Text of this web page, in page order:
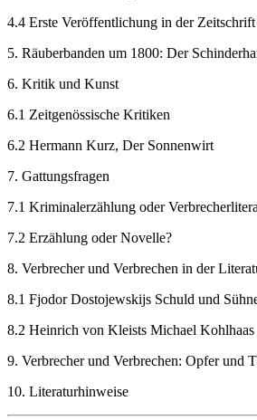
4.4 Erste Veröffentlichung in der
5. Räuberbanden um 1800: Der
6. Kritik und Kunst
6.1 Zeitgenössische Kritiken
6.2 Hermann Kurz, Der Sonnenwirt
7. Gattungsfragen
7.1 Kriminalerzählung oder
7.2 Erzählung oder Novelle?
8. Verbrecher und Verbrechen in der
8.1 Fjodor Dostojewskijs Schuld und
8.2 Heinrich von Kleists Michael Kohlhaas
9. Verbrecher und Verbrechen: Opfer und
10. Literaturhinweise